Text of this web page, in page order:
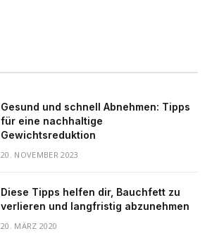
Gesund und schnell Abnehmen: Tipps
für eine nachhaltige
Gewichtsreduktion
20. NOVEMBER 2023
Diese Tipps helfen dir, Bauchfett zu
verlieren und langfristig abzunehmen
20. MÄRZ 2020